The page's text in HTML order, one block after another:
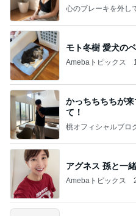
心のブレーキを外し
モト冬樹 愛犬の
Amebaトピックス
かっちちちちが
て！
桃オフィシャルブロ
アグネス 孫と一
Amebaトピックス